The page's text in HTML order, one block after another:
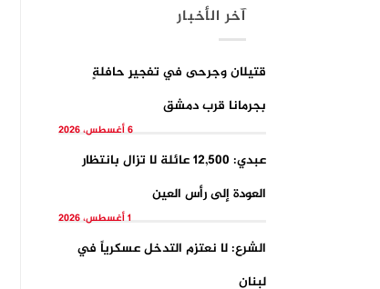
آخر الأخبار
قتيلان وجرحى في تفجيرِ حافلةٍ
بجرمانا قرب دمشق
6 أغسطس، 2026
عبدي: 12,500 عائلة لا تزال بانتظار
العودة إلى رأس العين
1 أغسطس، 2026
الشرع: لا نعتزم التدخل عسكرياً في
لبنان